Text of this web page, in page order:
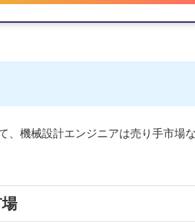
、機械設計エンジニアは売り手市場